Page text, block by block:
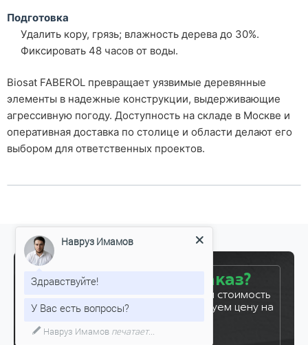
Подготовка
Удалить кору, грязь; влажность дерева до 30%.
Фиксировать 48 часов от воды.
Biosat FABEROL превращает уязвимые деревянные
элементы в надежные конструкции, выдерживающие
агрессивную погоду. Доступность на складе в Москве и
оперативная доставка по столице и области делают его
выбором для ответственных проектов.
Готовы сделать заказ?
Оставьте заявку, и мы рассчитаем стоимость
вашего заказа за 5 минут. Фиксируем цену на
Навруз Имамов
Здравствуйте!
У Вас есть вопросы?
Навруз Имамов печатает...